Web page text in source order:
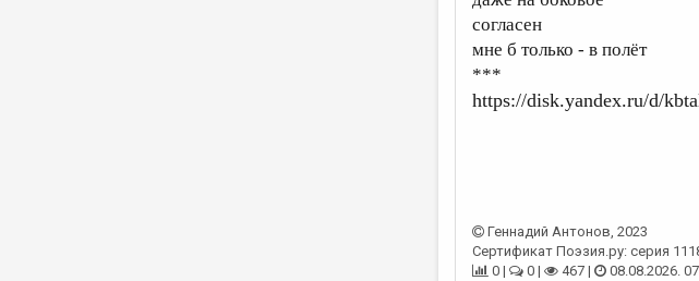
согласен
мне б только - в полёт
***
https://disk.yandex.ru/d/
Геннадий Антонов, 2023
Сертификат Поэзия.ру: серия
0 |
0 | 467 |
08.08.2026.